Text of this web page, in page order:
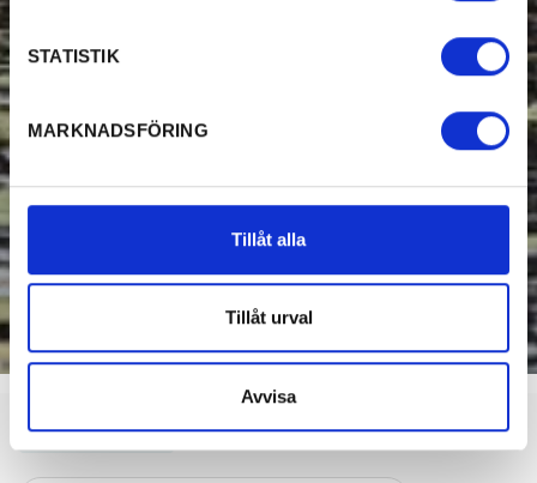
STATISTIK
MARKNADSFÖRING
Tillåt alla
Tillåt urval
Avvisa
ACCOMMODATION